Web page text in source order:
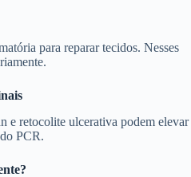
para reparar tecidos. Nesses
e retocolite ulcerativa podem elevar
PCR.